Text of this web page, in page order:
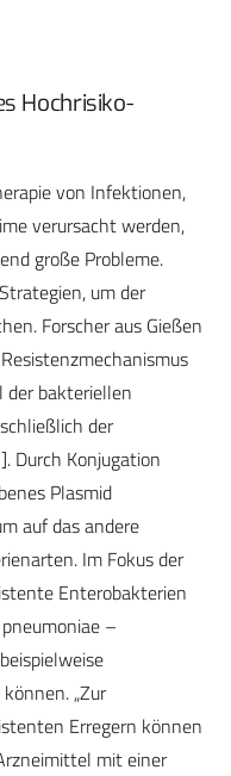
Hochrisiko-
von Infektionen,
verursacht werden,
große Probleme.
um der
Forscher aus Gießen
der bakteriellen
der
Durch Konjugation
Plasmid
auf das andere
Im Fokus der
Ente­ro­bakterien
–
„Zur
Erregern können
mit einer